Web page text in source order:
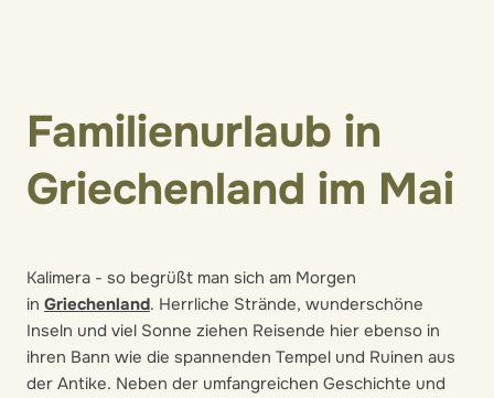
Familienurlaub in
Griechenland im Mai
Kalimera - so begrüßt man sich am Morgen
in Griechenland. Herrliche Strände, wunderschöne
Inseln und viel Sonne ziehen Reisende hier ebenso in
ihren Bann wie die spannenden Tempel und Ruinen aus
der Antike. Neben der umfangreichen Geschichte und